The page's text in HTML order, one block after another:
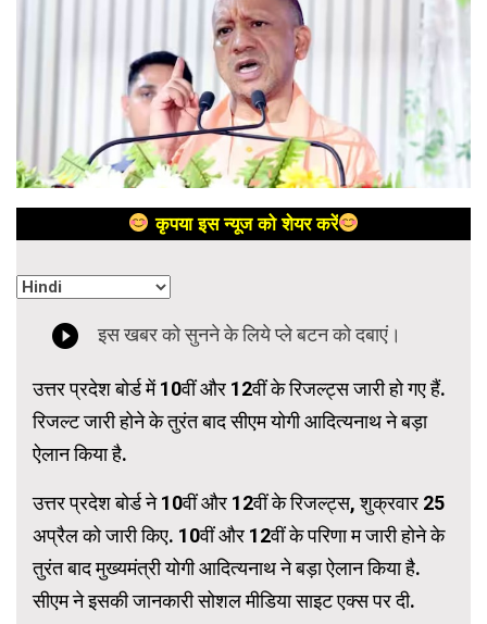
कृपया इस न्यूज को शेयर करें
उत्तर प्रदेश बोर्ड में 10वीं और 12वीं के रिजल्ट्स जारी हो गए हैं.
रिजल्ट जारी होने के तुरंत बाद सीएम योगी आदित्यनाथ ने बड़ा
ऐलान किया है.
उत्तर प्रदेश बोर्ड ने 10वीं और 12वीं के रिजल्ट्स, शुक्रवार 25
अप्रैल को जारी किए. 10वीं और 12वीं के परिणा म जारी होने के
तुरंत बाद मुख्यमंत्री योगी आदित्यनाथ ने बड़ा ऐलान किया है.
सीएम ने इसकी जानकारी सोशल मीडिया साइट एक्स पर दी.